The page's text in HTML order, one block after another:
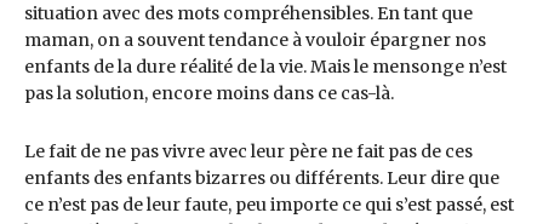
situation avec des mots compréhensibles. En tant que
maman, on a souvent tendance à vouloir épargner nos
enfants de la dure réalité de la vie. Mais le mensonge n’est
pas la solution, encore moins dans ce cas-là.
Le fait de ne pas vivre avec leur père ne fait pas de ces
enfants des enfants bizarres ou différents. Leur dire que
ce n’est pas de leur faute, peu importe ce qui s’est passé, est